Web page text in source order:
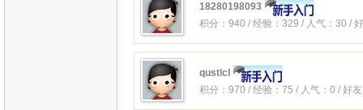
18280198093
积分：940 / 经验：329 / 人气：30 /
qustlcl
积分：970 / 经验：75 / 人气：0 / 好